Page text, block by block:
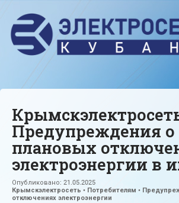
Предупреждения о
плановых
электроэнергии в
Опубликовано: 21.05.2025
Крымскэлектросеть • Потребителям •
отключениях электроэнергии